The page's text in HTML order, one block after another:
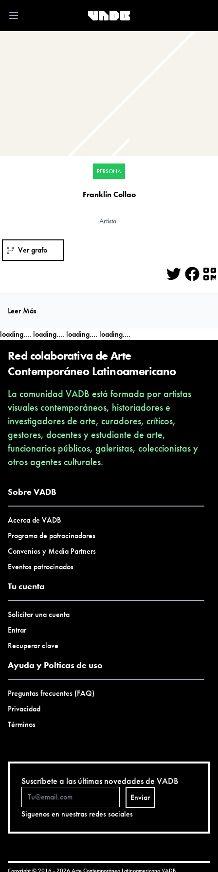
Open main menu
PERSONA
Franklin Collao
Artista
Ver grafo
Twitter
Leer Más
loading.... loading.... loading.... loading....
Red colaborativa de Arte
Contemporáneo Latinoamericano
La comunidad VADB está formada por artistas
visuales contemporáneos, historiadores e
investigadores de arte, curadores, críticos,
gestores, docentes y estudiante de arte,
funcionarios públicos, galeristas, coleccionistas y
otros agentes culturales.
Sobre VADB
Acerca de VADB
Programa de patrocinadores
Convenios y Media Partners
Eventos patrocinados
Tu cuenta
Solicitar una cuenta
Entrar
Recuperar clave
Ayuda y Polticas de uso
Preguntas frecuentes (FAQ)
Privacidad
Términos
Suscríbete a las últimas novedades de VADB
Enviar
Siguenos en nuestras redes sociales